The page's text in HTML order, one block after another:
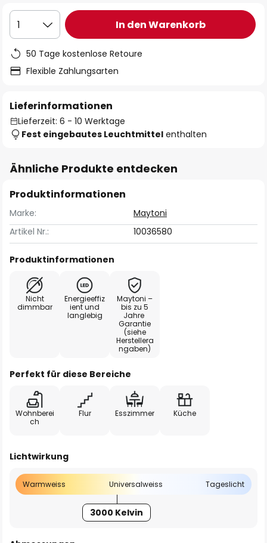
1 In den Warenkorb
50 Tage kostenlose Retoure
Flexible Zahlungsarten
Lieferinformationen
Lieferzeit: 6 - 10 Werktage
Fest eingebautes Leuchtmittel enthalten
Ähnliche Produkte entdecken
Produktinformationen
Marke:
Maytoni
Artikel Nr.:
10036580
Produktinformationen
Nicht
dimmbar
Energieeffiz
ient und
langlebig
Maytoni –
bis zu 5
Jahre
Garantie
(siehe
Herstellera
ngaben)
Perfekt für diese Bereiche
Wohnberei
ch
Flur Esszimmer Küche
Lichtwirkung
Warmweiss Universalweiss Tageslicht
3000 Kelvin